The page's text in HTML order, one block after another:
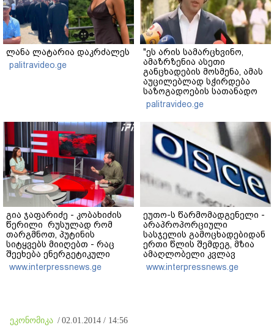
ლანა ლატარია დაკრძალეს
palitravideo.ge
"ეს არის სამარცხვინო,
ამაზრზენია ასეთი
განცხადების მოსმენა, ამას
აუცილებლად სჭირდება
საზოგადოების სათანადო
რეაქცია" - ირაკლი
კობახიძე
palitravideo.ge
გია ჯაფარიძე - კობახიძის
წერილი რუსულად რომ
თარგმნოთ, პუტინის
სიტყვებს მიიღებთ - რაც
შეეხება ენერგეტიკული
სისტემის პრობლემას,
ნამდვილად ვაპირებ
www.interpressnews.ge
ეუთო-ს წარმომადგენელი -
არაპროპორციული
სასჯელის გამოცხადებიდან
ერთი წლის შემდეგ, მზია
ამაღლობელი კვლავ
პატიმრობაში რჩება -
მოვუწოდებ საქართველოს
www.interpressnews.ge
ეკონომიკა / 02.01.2014 / 14:56